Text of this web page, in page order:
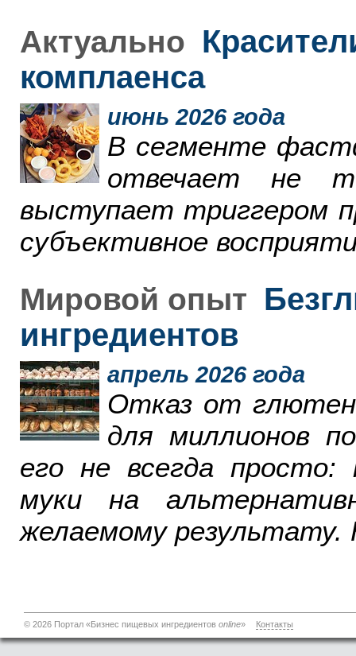
Актуально
комплаенса
июнь 2026 года
В сегменте
отвечает не
выступает триггером
субъективное
Мировой опыт
ингредиентов
апрель 2026 года
Отказ от
для миллионов
его не всегда просто:
муки на
желаемому результату.
© 2026 Портал «Бизнес пищевых ингредиентов online» Контакты